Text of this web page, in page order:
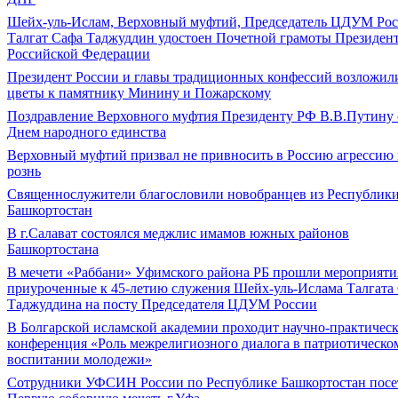
Шейх-уль-Ислам, Верховный муфтий, Председатель ЦДУМ
Талгат Сафа Таджуддин удостоен Почетной грамоты
Российской Федерации
Президент России и главы традиционных конфессий
цветы к памятнику Минину и Пожарскому
Поздравление Верховного муфтия Президенту РФ В.В.Путину
Днем народного единства
Верховный муфтий призвал не привносить в Россию агрессию
рознь
Священнослужители благословили новобранцев из
Башкортостан
В г.Салават состоялся меджлис имамов южных районов
Башкортостана
В мечети «Раббани» Уфимского района РБ прошли
приуроченные к 45-летию служения Шейх-уль-Ислама Талгата
Таджуддина на посту Председателя ЦДУМ России
В Болгарской исламской академии проходит научно-
конференция «Роль межрелигиозного диалога в
воспитании молодежи»
Сотрудники УФСИН России по Республике Башкортостан